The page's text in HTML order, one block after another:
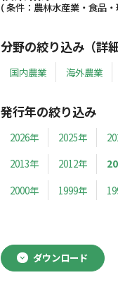
( 条件：農林水産業・食品
分野の絞り込み（詳細
国内農業 海外農業
発行年の絞り込み
2026年 2025年
2013年
2012年
2000年
1999年
ダウンロード